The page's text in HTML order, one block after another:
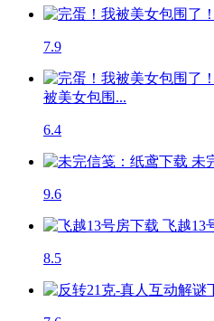
7.9
被美女包围...
6.4
未
9.6
飞越13
8.5